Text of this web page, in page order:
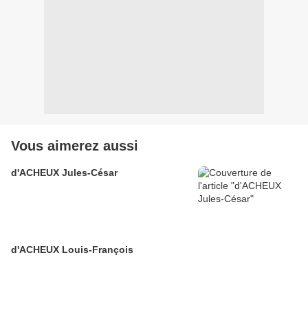
Vous aimerez aussi
d'ACHEUX Jules-César
d'ACHEUX Louis-François